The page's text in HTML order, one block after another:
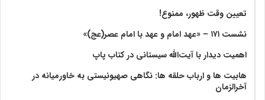
تعیین وقت ظهور، ممنوع!
نشست ۱۷۱ – «عهد امام و عهد با امام عصر(عج)»
اهمیت دیدار با آیت‌الله سیستانی در کتاب پاپ
هابیت ها و ارباب حلقه ها: نگاهی صهیونیستی به خاورمیانه در
آخرالزمان